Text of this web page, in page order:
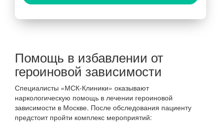
Помощь в избавлении от
героиновой зависимости
Специалисты «МСК-Клиники» оказывают
наркологическую помощь в лечении героиновой
зависимости в Москве. После обследования пациенту
предстоит пройти комплекс мероприятий: